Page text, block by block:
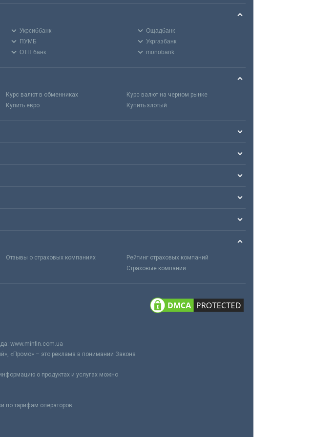
Укрсиббанк
Ощадбанк
ПУМБ
Укргазбанк
ОТП банк monobank
Курс валют в обменниках
Курс валют на черном рынке
Купить евро Купить злотый
Отзывы о страховых компаниях
Рейтинг страховых компаний
Страховые компании
www.minfin.com.ua
«Промо» – это реклама в понимании Закона
о продуктах и услугах можно
по тарифам операторов